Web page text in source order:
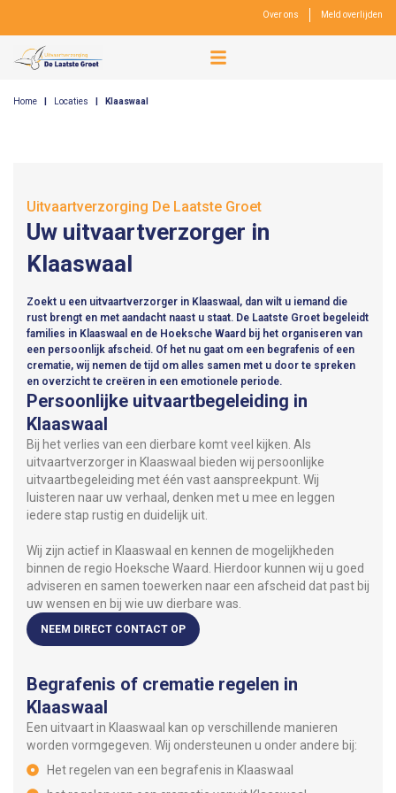
Over ons Meld overlijden
Home Locaties Klaaswaal
Uitvaartverzorging De Laatste Groet
Uw uitvaartverzorger in
Klaaswaal
Zoekt u een uitvaartverzorger in Klaaswaal, dan wilt u iemand die
rust brengt en met aandacht naast u staat. De Laatste Groet begeleidt
families in Klaaswaal en de Hoeksche Waard bij het organiseren van
een persoonlijk afscheid. Of het nu gaat om een begrafenis of een
crematie, wij nemen de tijd om alles samen met u door te spreken
en overzicht te creëren in een emotionele periode.
Persoonlijke uitvaartbegeleiding in
Klaaswaal
Bij het verlies van een dierbare komt veel kijken. Als
uitvaartverzorger in Klaaswaal bieden wij persoonlijke
uitvaartbegeleiding met één vast aanspreekpunt. Wij
luisteren naar uw verhaal, denken met u mee en leggen
iedere stap rustig en duidelijk uit.
Wij zijn actief in Klaaswaal en kennen de mogelijkheden
binnen de regio Hoeksche Waard. Hierdoor kunnen wij u goed
adviseren en samen toewerken naar een afscheid dat past bij
uw wensen en bij wie uw dierbare was.
NEEM DIRECT CONTACT OP
Begrafenis of crematie regelen in
Klaaswaal
Een uitvaart in Klaaswaal kan op verschillende manieren
worden vormgegeven. Wij ondersteunen u onder andere bij:
Het regelen van een begrafenis in Klaaswaal